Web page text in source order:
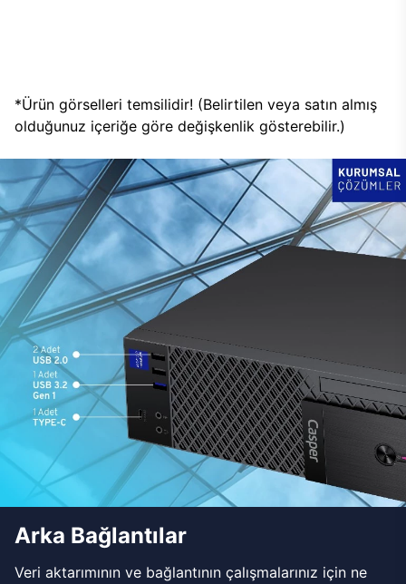
*Ürün görselleri temsilidir! (Belirtilen veya satın almış
olduğunuz içeriğe göre değişkenlik gösterebilir.)
Arka Bağlantılar
Veri aktarımının ve bağlantının çalışmalarınız için ne